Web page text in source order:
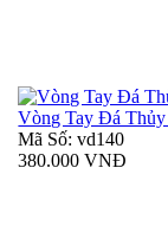
Vòng Tay Đá
Mã Số: vd140
380.000 VNĐ